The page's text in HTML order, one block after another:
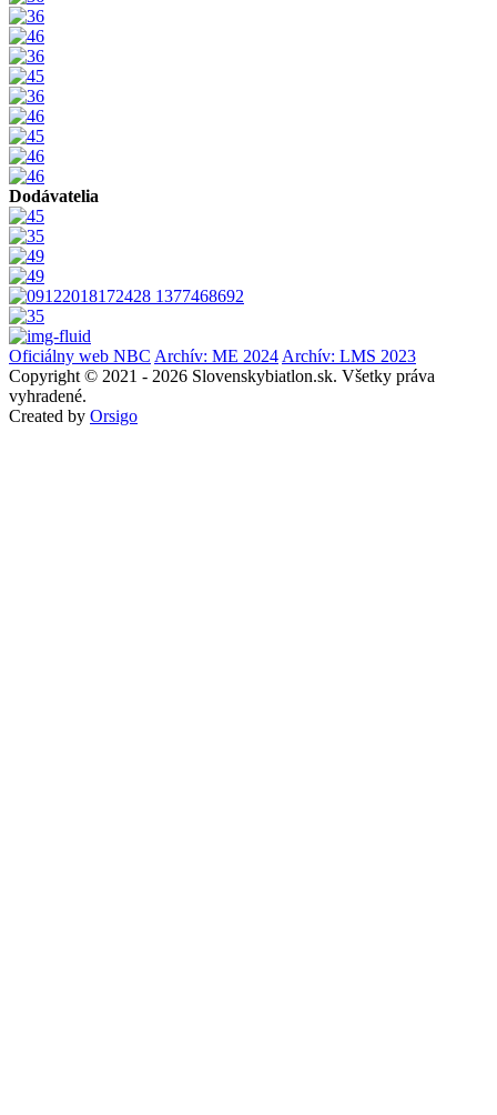
Dodávatelia
Oficiálny web NBC Archív: ME 2024 Archív: LMS 2023
Copyright © 2021 - 2026 Slovenskybiatlon.sk. Všetky práva
vyhradené.
Created by Orsigo